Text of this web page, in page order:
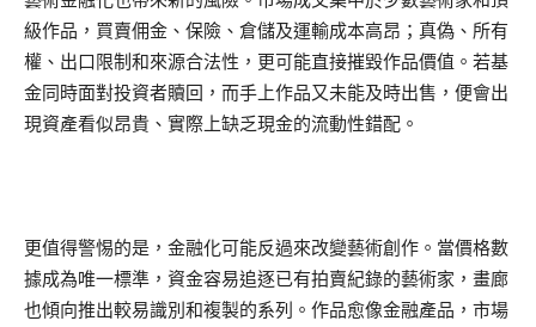
級作品，買賣佣金、保險、倉儲及運輸成本高昂；真偽、所有
權、出口限制和來源合法性，更可能直接摧毀作品價值。若基
金同時面對投資者贖回，而手上作品又未能及時出售，便會出
現資產看似昂貴、實際上缺乏現金的流動性錯配。
更值得警惕的是，金融化可能反過來改變藝術創作。當價格數
據成為唯一標準，資金容易追逐已有拍賣紀錄的藝術家，畫廊
也傾向推出較易識別和複製的系列。作品愈像金融產品，市場